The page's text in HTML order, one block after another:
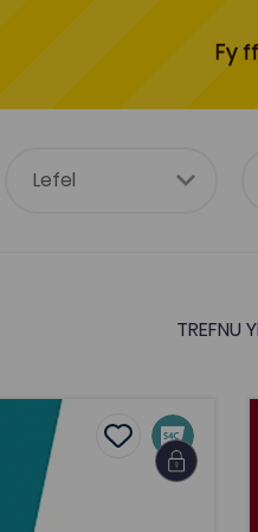
Fy
TREFNU
Add to
Add to favourites